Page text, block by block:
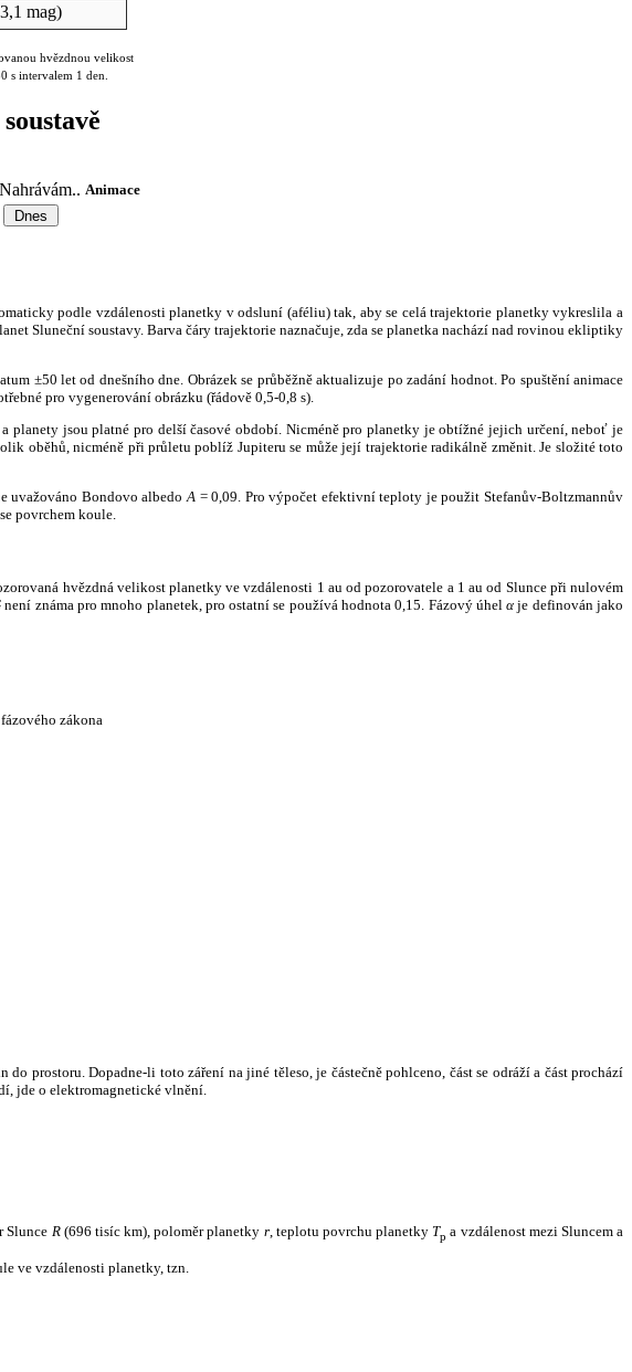
mag)
hvězdnou velikost
s intervalem 1 den.
Animace
podle vzdálenosti planetky v odsluní (aféliu) tak, aby se celá trajektorie planetky vykreslila a
Sluneční soustavy. Barva čáry trajektorie naznačuje, zda se planetka nachází nad rovinou ekliptiky
±50 let od dnešního dne. Obrázek se průběžně aktualizuje po zadání hodnot. Po spuštění animace
pro vygenerování obrázku (řádově 0,5-0,8 s).
planety jsou platné pro delší časové období. Nicméně pro planetky je obtížné jejich určení, neboť je
oběhů, nicméně při průletu poblíž Jupiteru se může její trajektorie radikálně změnit. Je složité toto
uvažováno Bondovo albedo A = 0,09. Pro výpočet efektivní teploty je použit Stefanův-Boltzmannův
povrchem koule.
hvězdná velikost planetky ve vzdálenosti 1 au od pozorovatele a 1 au od Slunce při nulovém
není známa pro mnoho planetek, pro ostatní se používá hodnota 0,15. Fázový úhelα je definován jako
zákona
prostoru. Dopadne-li toto záření na jiné těleso, je částečně pohlceno, část se odráží a část prochází
jde o elektromagnetické vlnění.
Slunce R(696 tisíc km), poloměr planetky r, teplotu povrchu planetky Tp a vzdálenost mezi Sluncem a
ve vzdálenosti planetky, tzn.